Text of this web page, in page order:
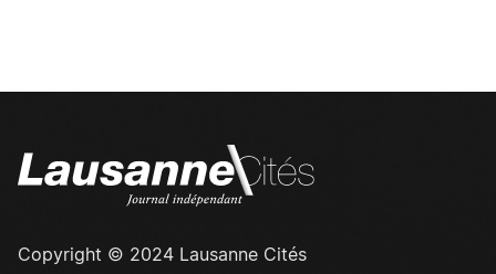
Copyright © 2024 Lausanne Cités